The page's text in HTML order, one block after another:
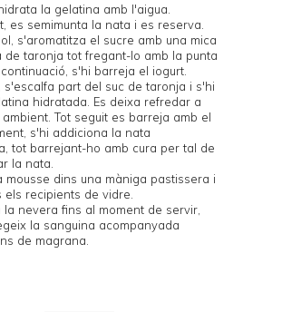
la gelatina amb l'aigua.
es semimunta la nata i es reserva.
s'aromatitza el sucre amb una mica
de taronja tot fregant-lo amb la punta
s'hi barreja el iogurt.
s'escalfa part del suc de taronja i s'hi
hidratada. Es deixa refredar a
Tot seguit es barreja amb el
s'hi addiciona la nata
tot barrejant-ho amb cura per tal de
la nata.
mousse dins una màniga pastissera i
els recipients de vidre.
la nevera fins al moment de servir,
la sanguina acompanyada
de magrana.